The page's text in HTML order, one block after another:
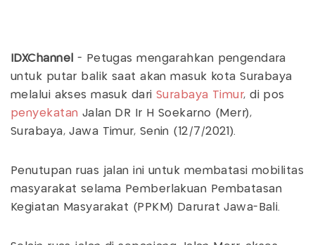
IDXChannel - Petugas mengarahkan pengendara
untuk putar balik saat akan masuk kota Surabaya
melalui akses masuk dariSurabaya Timur, di pos
penyekatan Jalan DR Ir H Soekarno (Merr),
Surabaya, Jawa Timur, Senin (12/7/2021).
Penutupan ruas jalan ini untuk membatasi mobilitas
masyarakat selama Pemberlakuan Pembatasan
Kegiatan Masyarakat (PPKM) Darurat Jawa-Bali.